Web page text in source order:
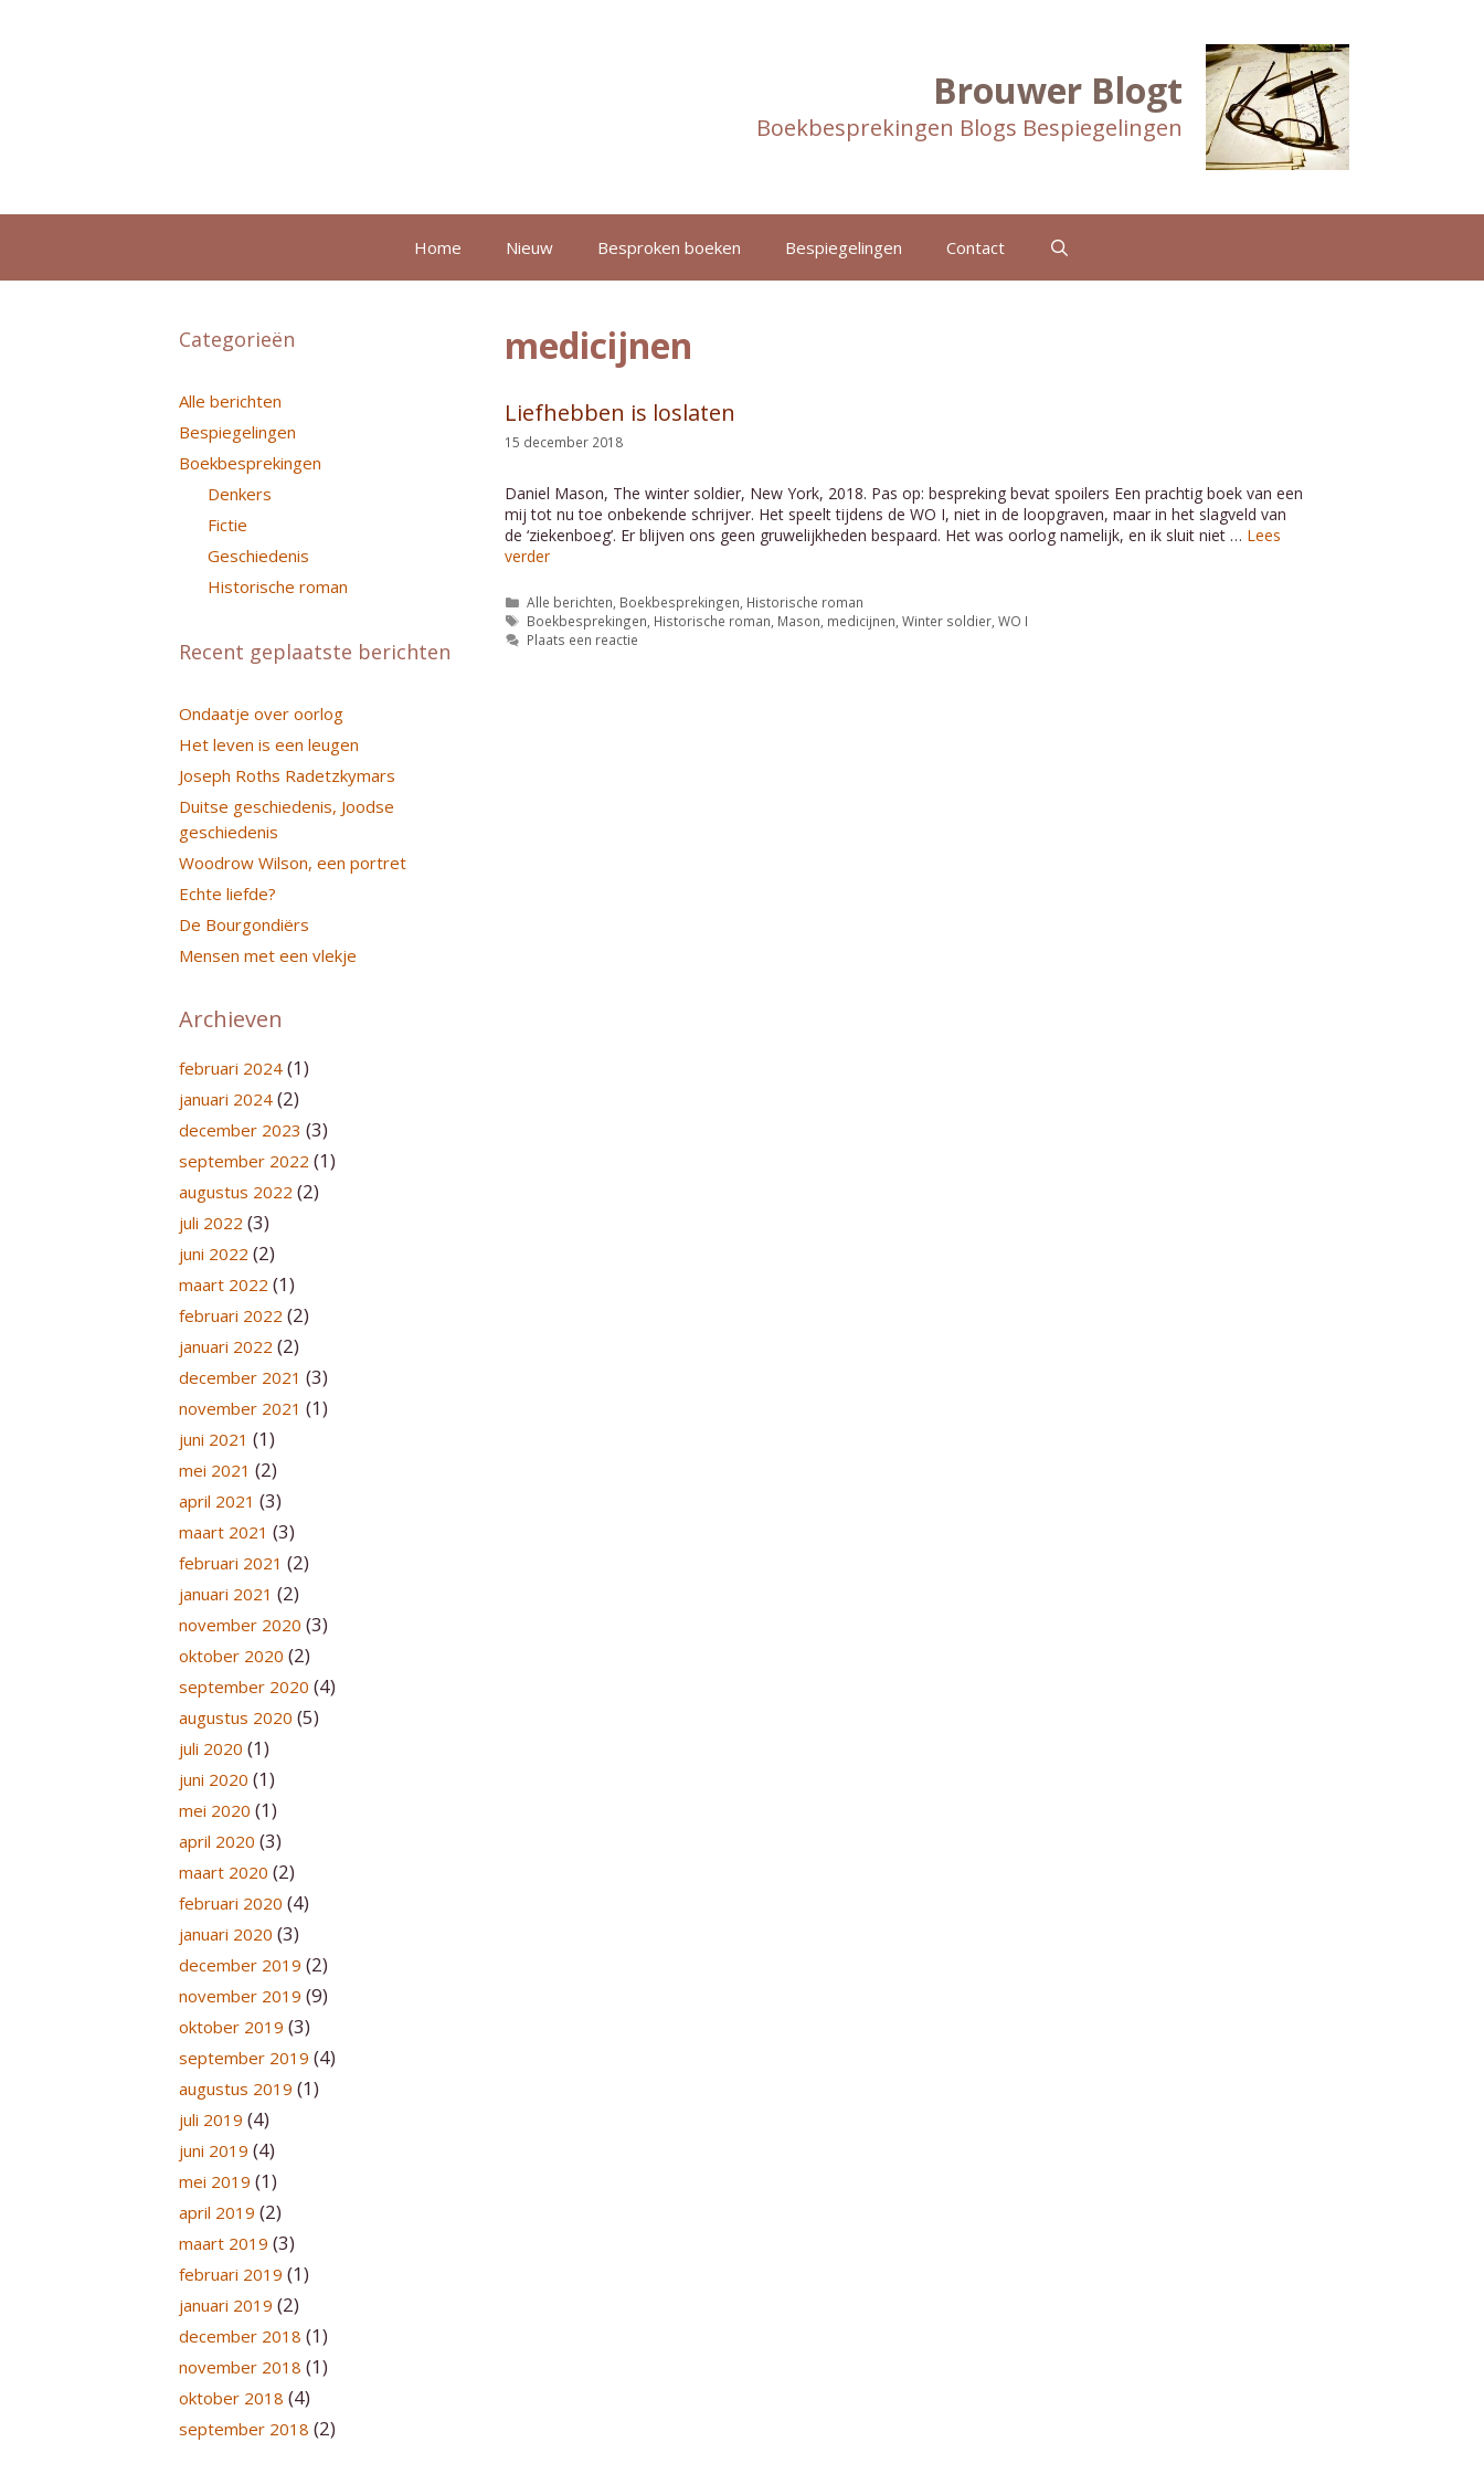
Brouwer Blogt
Boekbesprekingen Blogs Bespiegelingen
Home Nieuw Besproken boeken Bespiegelingen Contact
medicijnen
Liefhebben is loslaten
15 december 2018
Daniel Mason, The winter soldier, New York, 2018. Pas op: bespreking bevat spoilers Een prachtig boek van een
mij tot nu toe onbekende schrijver. Het speelt tijdens de WO I, niet in de loopgraven, maar in het slagveld van
de ‘ziekenboeg’. Er blijven ons geen gruwelijkheden bespaard. Het was oorlog namelijk, en ik sluit niet … Lees
verder
Categorieën
Alle berichten Boekbesprekingen Historische roman
Tags
Boekbesprekingen Historische roman Mason medicijnen ,Winter soldier ,WO I
Plaats een reactie
Categorieën
Alle berichten
Bespiegelingen
Boekbesprekingen
Denkers
Fictie
Geschiedenis
Historische roman
Recent geplaatste berichten
Ondaatje over oorlog
Het leven is een leugen
Joseph Roths Radetzkymars
Duitse geschiedenis, Joodse
geschiedenis
Woodrow Wilson, een portret
Echte liefde?
De Bourgondiërs
Mensen met een vlekje
Archieven
februari 2024 (1)
januari 2024 (2)
december 2023 (3)
september 2022 (1)
augustus 2022 (2)
juli 2022 (3)
juni 2022 (2)
maart 2022 (1)
februari 2022 (2)
januari 2022 (2)
december 2021 (3)
november 2021 (1)
juni 2021 (1)
mei 2021 (2)
april 2021 (3)
maart 2021 (3)
februari 2021 (2)
januari 2021 (2)
november 2020 (3)
oktober 2020 (2)
september 2020 (4)
augustus 2020 (5)
juli 2020 (1)
juni 2020 (1)
mei 2020 (1)
april 2020 (3)
maart 2020 (2)
februari 2020 (4)
januari 2020 (3)
december 2019 (2)
november 2019 (9)
oktober 2019 (3)
september 2019 (4)
augustus 2019 (1)
juli 2019 (4)
juni 2019 (4)
mei 2019 (1)
april 2019 (2)
maart 2019 (3)
februari 2019 (1)
januari 2019 (2)
december 2018 (1)
november 2018 (1)
oktober 2018 (4)
september 2018 (2)